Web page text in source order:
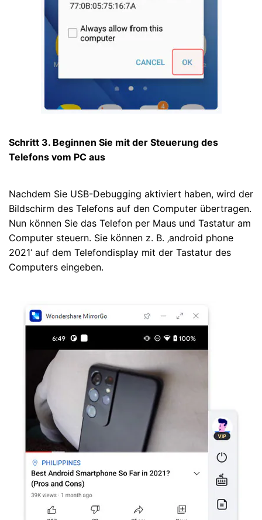
Schritt 3. Beginnen Sie mit der Steuerung des
Telefons vom PC aus
Nachdem Sie USB-Debugging aktiviert haben, wird der
Bildschirm des Telefons auf den Computer übertragen.
Nun können Sie das Telefon per Maus und Tastatur am
Computer steuern. Sie können z. B. ‚android phone
2021‘ auf dem Telefondisplay mit der Tastatur des
Computers eingeben.